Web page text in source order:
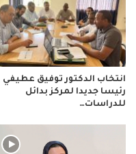
انتخاب الدكتور توفيق عطيفي
رئيسا جديدا لمركز بدائل
للدراسات…